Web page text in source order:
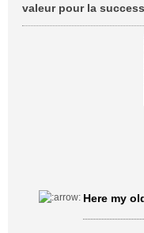
valeur pour la
Here my